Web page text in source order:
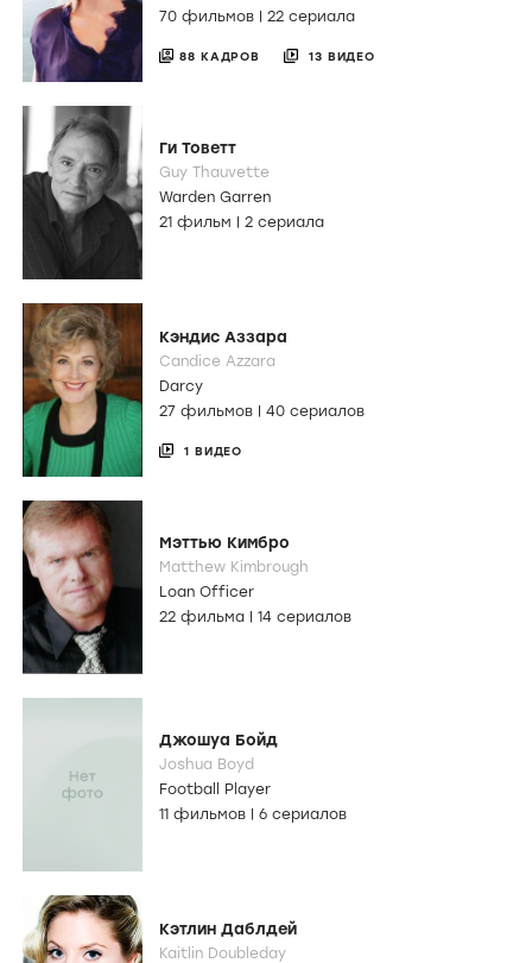
70 фильмов | 22 сериала
88 КАДРОВ 13 ВИДЕО
Ги Товетт
Guy Thauvette
Warden Garren
21 фильм
2 сериала
Кэндис Аззара
Candice Azzara
Darcy
27 фильмов | 40 сериалов
1 ВИДЕО
Мэттью Кимбро
Matthew Kimbrough
Loan Officer
22 фильма
14 сериалов
Джошуа Бойд
Joshua Boyd
Football Player
11 фильмов
6 сериалов
Кэтлин Даблдей
Kaitlin Doubleday